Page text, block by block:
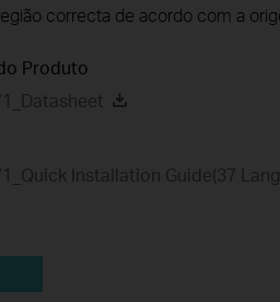
correcta de acordo com a
Produto
Installation Guide(37